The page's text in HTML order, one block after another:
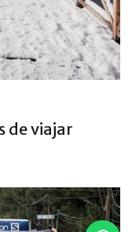
de viajar